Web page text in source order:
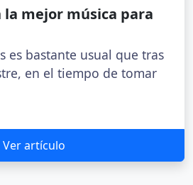
la mejor música para
es bastante usual que tras
en el tiempo de tomar
Ver artículo